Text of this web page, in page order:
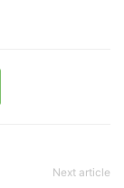
Next article